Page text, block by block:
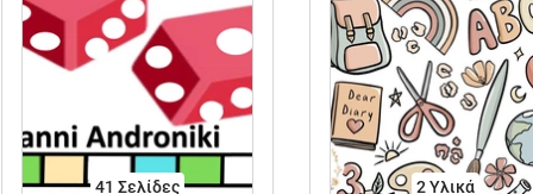
41 Σελίδες 2 Υλικά